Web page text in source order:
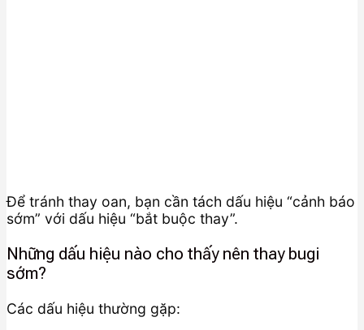
Để tránh thay oan, bạn cần tách dấu hiệu “cảnh báo
sớm” với dấu hiệu “bắt buộc thay”.
Những dấu hiệu nào cho thấy nên thay bugi
sớm?
Các dấu hiệu thường gặp: